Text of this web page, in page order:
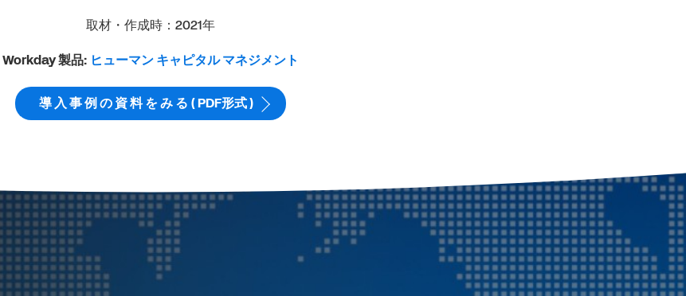
取材・作成時：2021年
Workday 製品: ヒューマン キャピタル マネジメント
導 入 事 例 の 資 料 を み る ( PDF形式 )